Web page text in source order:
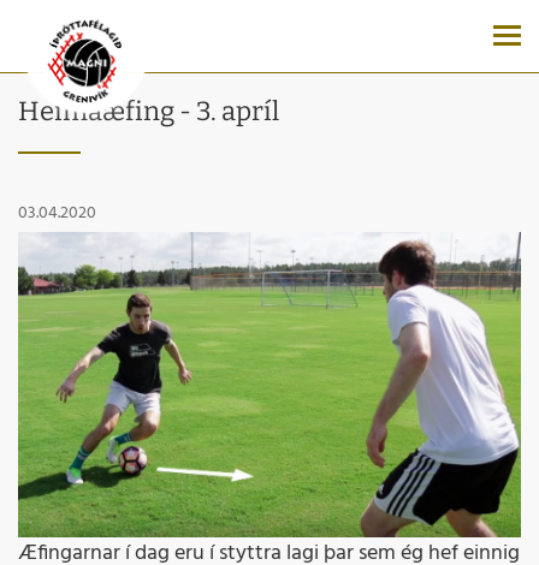
Heimaæfing - 3. apríl
03.04.2020
Æfingarnar í dag eru í styttra lagi þar sem ég hef einnig